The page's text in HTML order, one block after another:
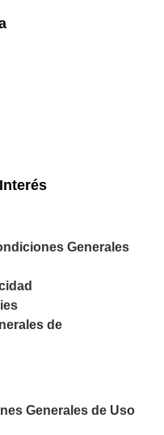
Generales
de
Generales de Uso